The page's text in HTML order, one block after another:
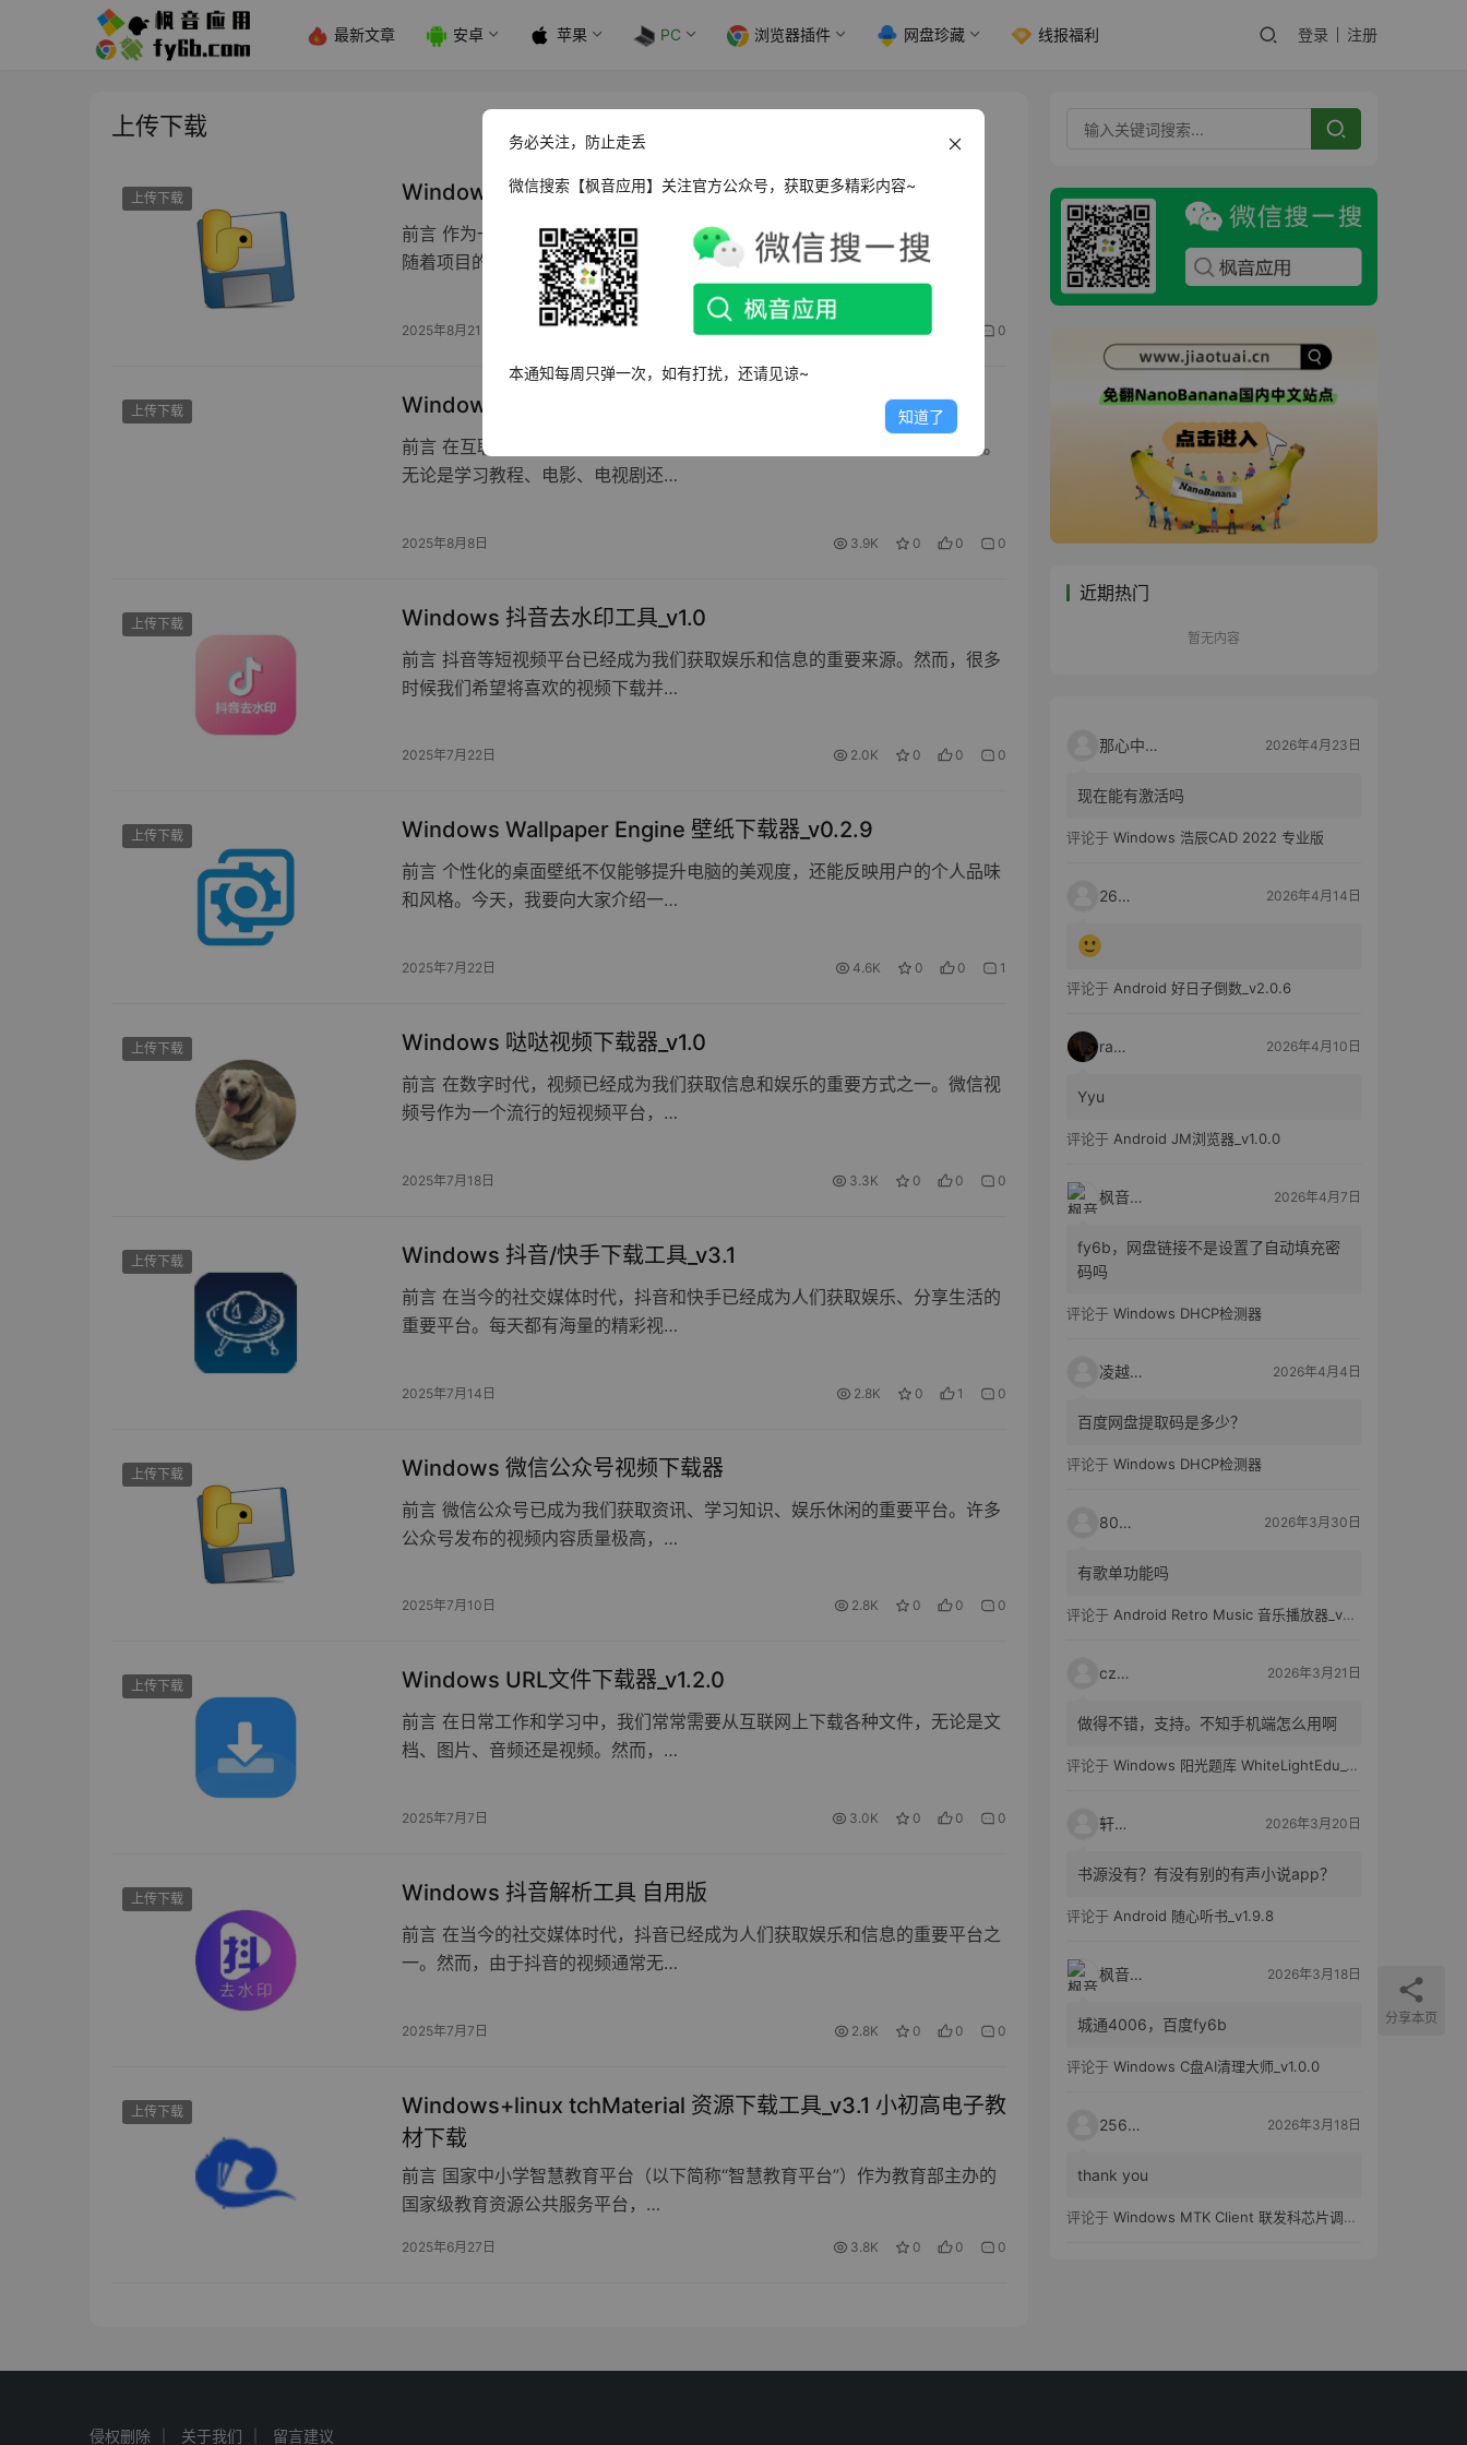
最新文章 安卓 苹果 PC 浏览器插件 网盘珍藏 线报福利 登录 注册
上传下载
上传下载 Windows GitHub Releases 批量下载器
前言 作为一名开发者或开源爱好者，GitHub 是我们不可或缺的工具。然而，
随着项目的增多，手动下载…
2025年8月21日 0
上传下载 Windows 视频解析工具_v1 绿色便携版
前言 在互联网时代，视频内容已经成为我们获取信息和娱乐的重要方式之一。
无论是学习教程、电影、电视剧还…
2025年8月8日 3.9K 0 0 0
上传下载 Windows 抖音去水印工具_v1.0
前言 抖音等短视频平台已经成为我们获取娱乐和信息的重要来源。然而，很多
时候我们希望将喜欢的视频下载并…
2025年7月22日 2.0K 0 0 0
上传下载 Windows Wallpaper Engine 壁纸下载器_v0.2.9
前言 个性化的桌面壁纸不仅能够提升电脑的美观度，还能反映用户的个人品味
和风格。今天，我要向大家介绍一…
2025年7月22日 4.6K 0 0 1
上传下载 Windows 哒哒视频下载器_v1.0
前言 在数字时代，视频已经成为我们获取信息和娱乐的重要方式之一。微信视
频号作为一个流行的短视频平台，…
2025年7月18日 3.3K 0 0 0
上传下载 Windows 抖音/快手下载工具_v3.1
前言 在当今的社交媒体时代，抖音和快手已经成为人们获取娱乐、分享生活的
重要平台。每天都有海量的精彩视…
2025年7月14日 2.8K 0 1 0
上传下载 Windows 微信公众号视频下载器
前言 微信公众号已成为我们获取资讯、学习知识、娱乐休闲的重要平台。许多
公众号发布的视频内容质量极高，…
2025年7月10日 2.8K 0 0 0
上传下载 Windows URL文件下载器_v1.2.0
前言 在日常工作和学习中，我们常常需要从互联网上下载各种文件，无论是文
档、图片、音频还是视频。然而，…
2025年7月7日 3.0K 0 0 0
上传下载 Windows 抖音解析工具 自用版
前言 在当今的社交媒体时代，抖音已经成为人们获取娱乐和信息的重要平台之
一。然而，由于抖音的视频通常无…
2025年7月7日 2.8K 0 0 0
上传下载
Windows+linux tchMaterial 资源下载工具_v3.1 小初高电子教
材下载
前言 国家中小学智慧教育平台（以下简称“智慧教育平台”）作为教育部主办的
国家级教育资源公共服务平台，…
2025年6月27日 3.8K 0 0 0
近期热门
暂无内容
那心中的话 2026年4月23日
现在能有激活吗
评论于 Windows 浩辰CAD 2022 专业版
2603 2026年4月14日
评论于 Android 好日子倒数_v2.0.6
raka 2026年4月10日
Yyu
评论于 Android JM浏览器_v1.0.0
枫音应用 2026年4月7日
fy6b，网盘链接不是设置了自动填充密
码吗
评论于 Windows DHCP检测器
凌越电子 2026年4月4日
百度网盘提取码是多少？
评论于 Windows DHCP检测器
80521 2026年3月30日
有歌单功能吗
评论于 Android Retro Music 音乐播放器_v6.6.0
czh7 2026年3月21日
做得不错，支持。不知手机端怎么用啊
评论于 Windows 阳光题库 WhiteLightEdu_v2.0.0
轩爸 2026年3月20日
书源没有？有没有别的有声小说app？
评论于 Android 随心听书_v1.9.8
枫音应用 2026年3月18日
城通4006，百度fy6b
评论于 Windows C盘AI清理大师_v1.0.0
25651 2026年3月18日
thank you
评论于 Windows MTK Client 联发科芯片调试工具_v2.01 汉化版
侵权删除 关于我们 留言建议
分享本页
务必关注，防止走丢
微信搜索【枫音应用】关注官方公众号，获取更多精彩内容~
本通知每周只弹一次，如有打扰，还请见谅~
知道了